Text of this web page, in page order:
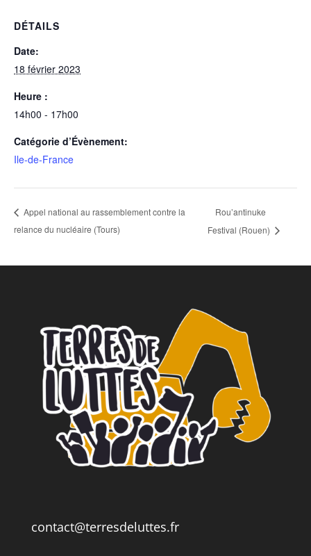
DÉTAILS
Date:
18 février 2023
Heure :
14h00 - 17h00
Catégorie d’Évènement:
Ile-de-France
Appel national au rassemblement contre la
relance du nucléaire (Tours)
Rou’antinuke
Festival (Rouen)
contact@terresdeluttes.fr